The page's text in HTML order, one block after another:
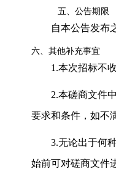
五、公告期限
自本公告发布
六、其他补充事宜
1.本次招标不
2.本磋商文件
要求和条件，如不
3.无论出于何
始前可对磋商文件